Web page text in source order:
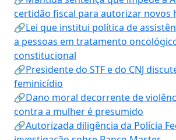
certidão fiscal para autorizar novos
🔗Lei que institui política de
a pessoas em tratamento
constitucional
🔗Presidente do STF e do CNJ
feminicídio
🔗Dano moral decorrente de
contra a mulher é presumido
🔗Autorizada diligência da Polícia